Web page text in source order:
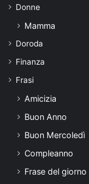
Donne
Mamma
Doroda
Finanza
Frasi
Amicizia
Buon Anno
Buon Mercoledì
Compleanno
Frase del giorno